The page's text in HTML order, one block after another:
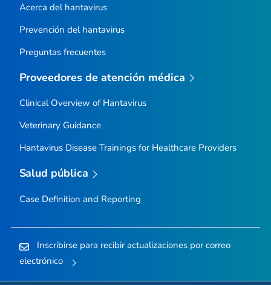
Acerca del hantavirus
Prevención del hantavirus
Preguntas frecuentes
Proveedores de atención médica
Clinical Overview of Hantavirus
Veterinary Guidance
Hantavirus Disease Trainings for Healthcare Providers
Salud pública
Case Definition and Reporting
Inscribirse para recibir actualizaciones por correo
electrónico